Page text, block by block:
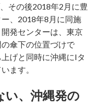
その後2018年2月に豊
、2018年8月に同施
発センターは、東京
傘下の位置づけで
げと同時に沖縄にIタ
ます。
い、沖縄発の